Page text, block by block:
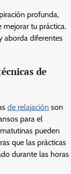
profunda,
mejorar tu práctica.
aborda diferentes
de
de relajación son
para el
pueden
que las prácticas
durante las horas